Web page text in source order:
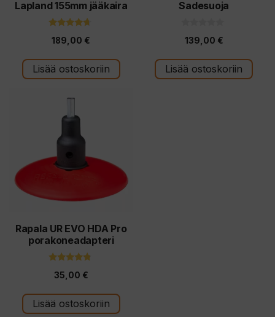
Lapland 155mm jääkaira
5:stä
189,00 €
Lisää ostoskoriin
Sadesuoja
s
t
ä
139,00 €
Lisää ostoskoriin
Rapala UR EVO HDA Pro
porakoneadapteri
5:stä
35,00 €
Lisää ostoskoriin